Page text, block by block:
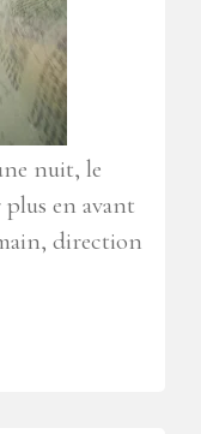
nuit, le
en avant
direction